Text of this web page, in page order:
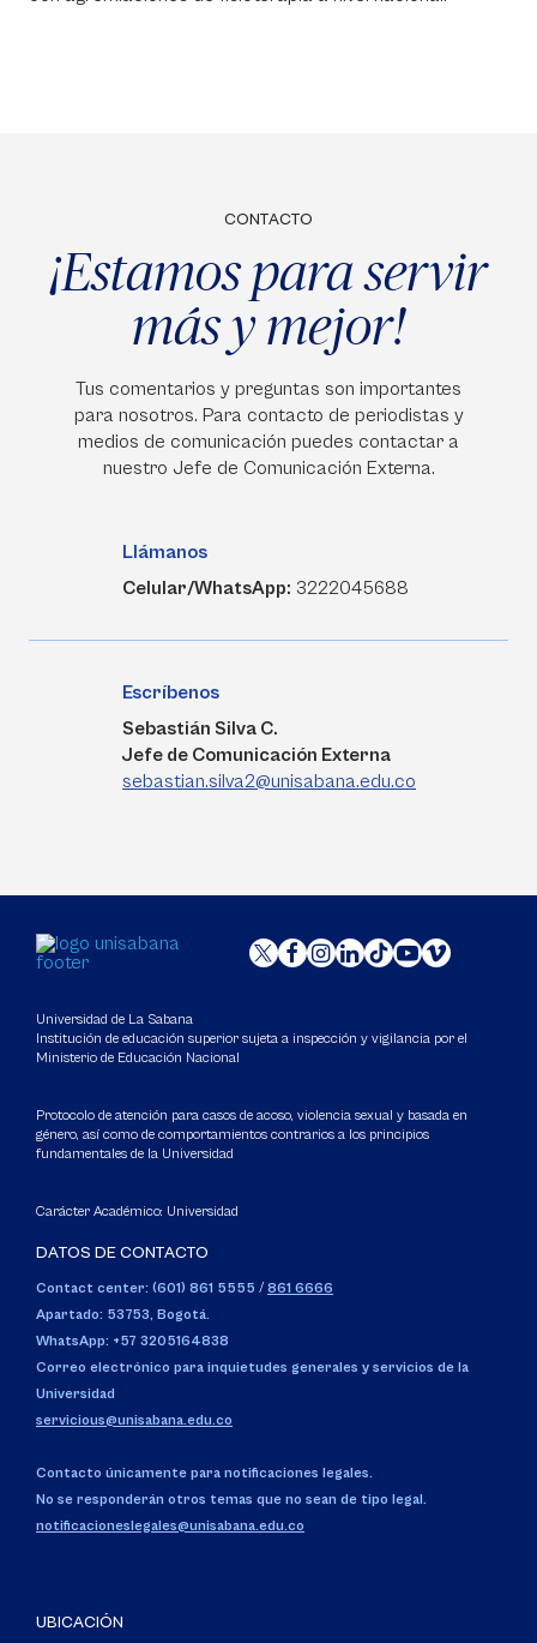
CONTACTO
¡Estamos para servir
más y mejor!
Tus comentarios y preguntas son importantes
para nosotros. Para contacto de periodistas y
medios de comunicación puedes contactar a
nuestro Jefe de Comunicación Externa.
Llámanos
Celular/WhatsApp: 3222045688
Escríbenos
Sebastián Silva C.
Jefe de Comunicación Externa
sebastian.silva2@unisabana.edu.co
Universidad de La Sabana
Institución de educación superior sujeta a inspección y vigilancia por el
Ministerio de Educación Nacional
Protocolo de atención para casos de acoso, violencia sexual y basada en
género, así como de comportamientos contrarios a los principios
fundamentales de la Universidad
Carácter Académico: Universidad
DATOS DE CONTACTO
Contact center: (601) 861 5555 / 861 6666
Apartado: 53753, Bogotá.
WhatsApp: +57 3205164838
Correo electrónico para inquietudes generales y servicios de la
Universidad
servicious@unisabana.edu.co
Contacto únicamente para notificaciones legales.
No se responderán otros temas que no sean de tipo legal.
notificacioneslegales@unisabana.edu.co
UBICACIÓN